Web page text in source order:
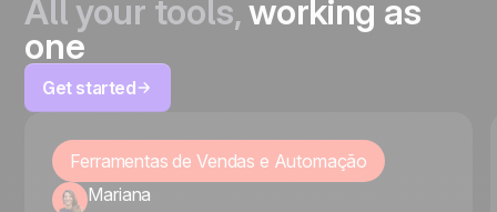
All your tools,working as
one
Get started
Ferramentas de Vendas e Automação
Mariana